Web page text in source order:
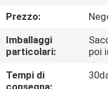
CONTATTACI
NOTIZIE
Prezzo:
Imballaggi
particolari:
poi
Tempi di